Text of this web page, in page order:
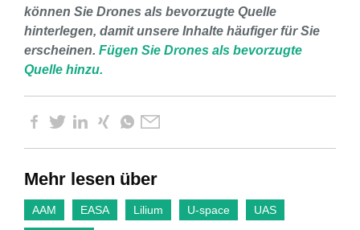
können Sie Drones als bevorzugte Quelle
hinterlegen, damit unsere Inhalte häufiger für Sie
erscheinen. Fügen Sie Drones als bevorzugte
Quelle hinzu.
Mehr lesen über
AAM EASA Lilium U-space UAS